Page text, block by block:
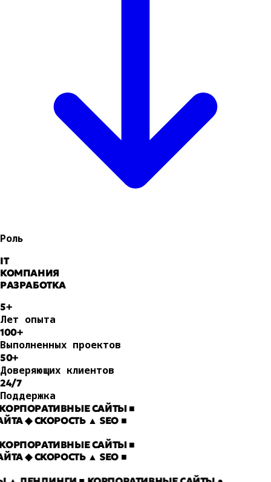
Роль
IT
КОМПАНИЯ
РАЗРАБОТКА
5+
Лет опыта
100+
Выполненных проектов
50+
Доверяющих клиентов
24/7
Поддержка
САЙТЫ■
◆СКОРОСТЬ▲SEO■
САЙТЫ■
◆СКОРОСТЬ▲SEO■